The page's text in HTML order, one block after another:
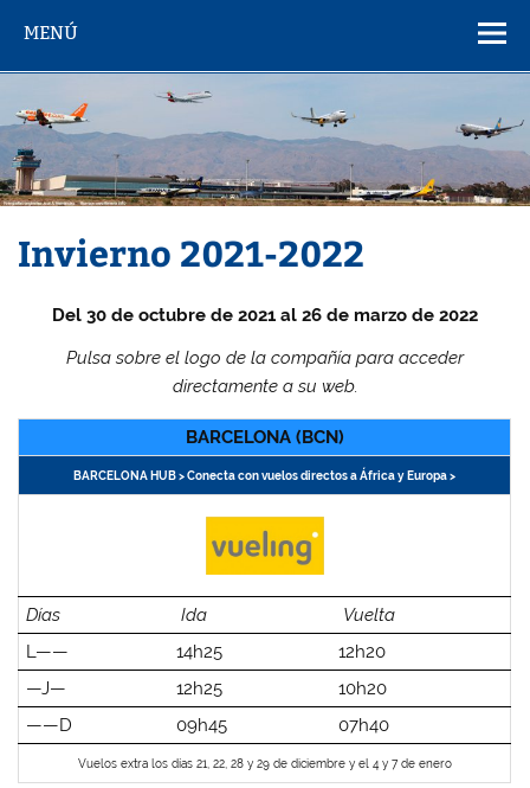
MENÚ
Invierno 2021-2022
Del 30 de octubre de 2021 al 26 de marzo de 2022
Pulsa sobre el logo de la compañía para acceder
directamente a su web.
BARCELONA (BCN)
BARCELONA HUB > Conecta con vuelos directos a África y Europa >
Días Ida
Vuelta
L——
14h25
12h20
—J—
12h25
10h20
——D
09h45 07h40
Vuelos extra los días 21, 22, 28 y 29 de diciembre y el 4 y 7 de enero